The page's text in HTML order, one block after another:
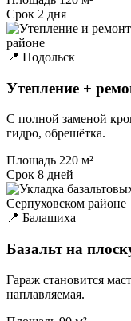
Срок 2 дня
📍 Подольск
Утепление +
С полной заменой
гидро, обрешётка.
Площадь 220 м²
Срок 8 дней
📍 Балашиха
Базальт на
Гараж становится
наплавляемая.